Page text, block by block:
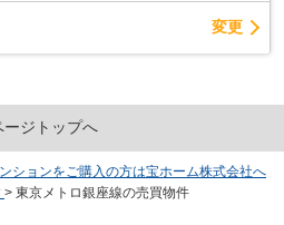
変更
ージトップへ
ションをご購入の方は宝ホーム株式会社へ
> 東京メトロ銀座線の売買物件